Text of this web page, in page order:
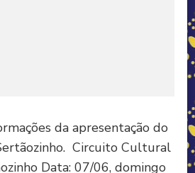
da apresentação do
Circuito Cultural
Data: 07/06, domingo